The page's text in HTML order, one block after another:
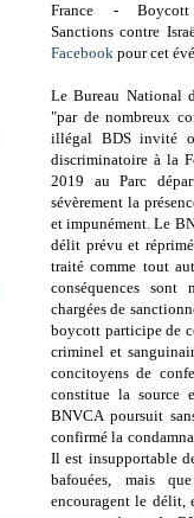
France - Boycott
Sanctions contre
Facebook pour cet
Le Bureau National
"par de nombreux
illégal BDS invité
discriminatoire à la
2019 au Parc
sévèrement la
et impunément. Le
délit prévu et
traité comme tout
conséquences sont
chargées de
boycott participe de
criminel et
concitoyens de
constitue la source
BNVCA poursuit
confirmé la
Il est insupportable
bafouées, mais
encouragent le délit,